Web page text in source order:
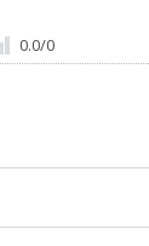
0.0/0